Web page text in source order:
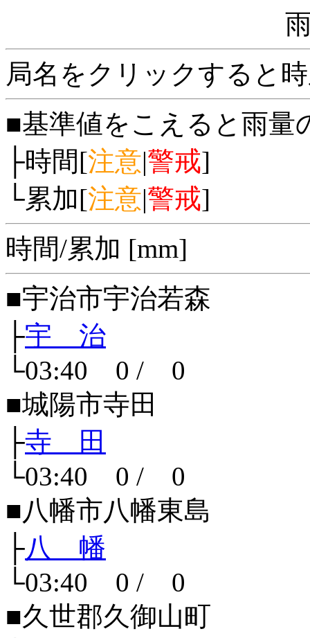
局名をクリックすると
■基準値をこえると雨量
├時間[注意|警戒]
└累加[注意|警戒]
時間/累加 [mm]
■宇治市宇治若森
├宇 治
└03:40 0 / 0
■城陽市寺田
├寺 田
└03:40 0 / 0
■八幡市八幡東島
├八 幡
└03:40 0 / 0
■久世郡久御山町